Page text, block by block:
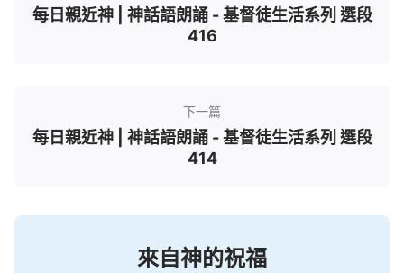
每日親近神 | 神話語朗誦 - 基督徒生活系列 選段
416
下一篇
每日親近神 | 神話語朗誦 - 基督徒生活系列 選段
414
來自神的祝福